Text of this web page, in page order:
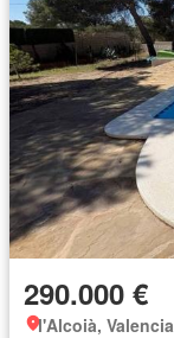
290.000 €
l'Alcoià, Valencia